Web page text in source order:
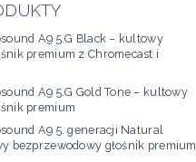
A9 5.G Black – kultowy
premium z Chromecast i
A9 5.G Gold Tone – kultowy
premium
A9 5. generacji Natural
bezprzewodowy głośnik premium